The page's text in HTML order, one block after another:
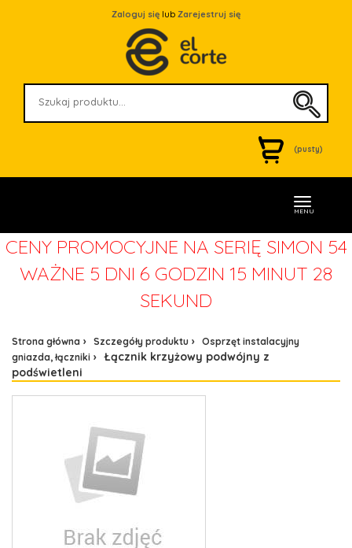
Zaloguj się lub Zarejestruj się
(pusty)
MENU
CENY PROMOCYJNE NA SERIĘ SIMON 54
WAŻNE 5 DNI 6 GODZIN 15 MINUT 28
SEKUND
Strona główna Szczegóły produktu
Osprzęt instalacyjny
gniazda, łączniki
Łącznik krzyżowy podwójny z
podświetleni